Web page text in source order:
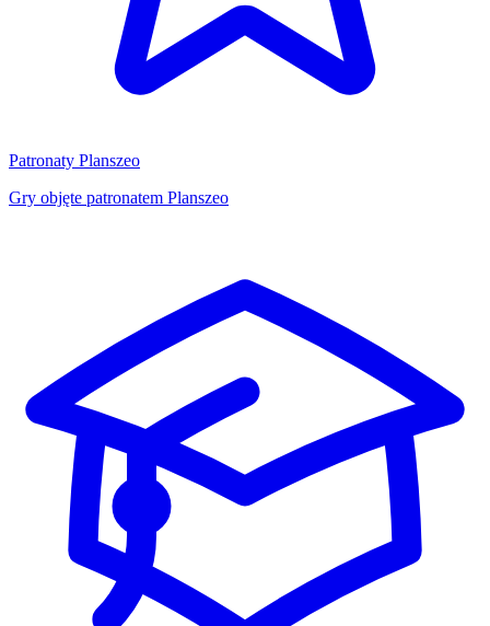
Patronaty Planszeo
Gry objęte patronatem Planszeo